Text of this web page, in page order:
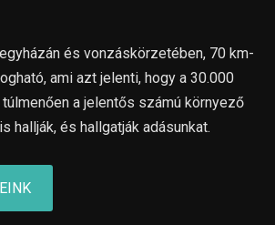
és vonzáskörzetében, 70 km-
ami azt jelenti, hogy a 30.000
a jelentős számú környező
hallják, és hallgatják adásunkat.